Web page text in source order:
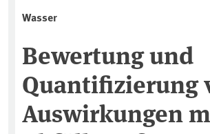
Wasser
Bewertung und
Quantifizierung
Auswirkungen